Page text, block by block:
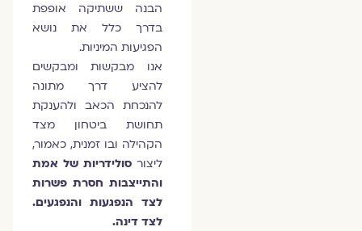
הבנה ששתיקה אופפת
בדרך כלל את נושא
הפגיעות המיניות.
אנו מבקשות ומבקשים
להציע דרך מתונה
להנכחת הכאב ולהענקת
תחושת ביטחון מצד
הקהילה ובו זמנית, כאמור,
ליצורסולידריות של אמת
והתייצבות חסרת פשרות
לצד הנפגעות והנפגעים.
לצד דינה.